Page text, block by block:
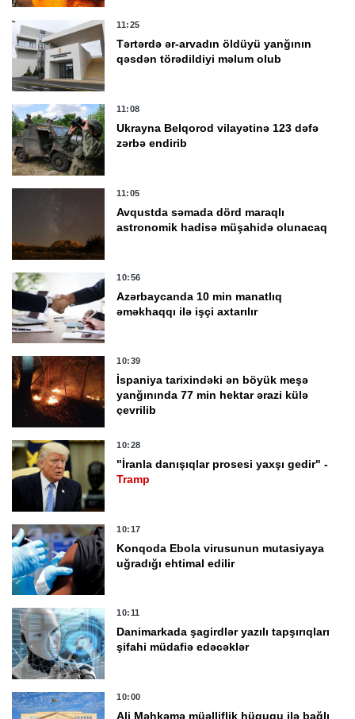
11:25
Tərtərdə ər-arvadın öldüyü yanğının
qəsdən törədildiyi məlum olub
11:08
Ukrayna Belqorod vilayətinə 123 dəfə
zərbə endirib
11:05
Avqustda səmada dörd maraqlı
astronomik hadisə müşahidə olunacaq
10:56
Azərbaycanda 10 min manatlıq
əməkhaqqı ilə işçi axtarılır
10:39
İspaniya tarixindəki ən böyük meşə
yanğınında 77 min hektar ərazi külə
çevrilib
10:28
"İranla danışıqlar prosesi yaxşı gedir" -
Tramp
10:17
Konqoda Ebola virusunun mutasiyaya
uğradığı ehtimal edilir
10:11
Danimarkada şagirdlər yazılı tapşırıqları
şifahi müdafiə edəcəklər
10:00
Ali Məhkəmə müəlliflik hüququ ilə bağlı